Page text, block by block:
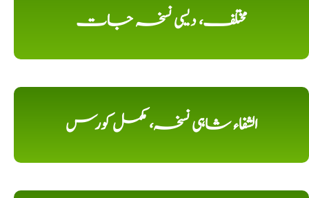
مختلف، دیسی نسخہ جات
الشفاء شاہی نسخہ، مکمل کورس